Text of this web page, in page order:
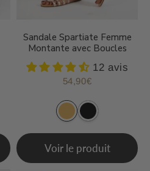
Sandale Spartiate Femme
Montante avec Boucles
12 avis
Prix
54,90€
Voir le produit